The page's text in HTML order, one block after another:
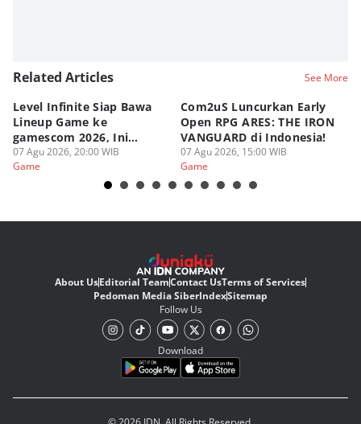
Related Articles See More
Level Infinite Siap Bawa
Lineup Game ke
gamescom 2026, Ini
Judulnya!
07 Agu 2026, 20:00 WIB
Game
Com2uS Luncurkan Early
Open RPG ARES: THE IRON
VANGUARD di Indonesia!
07 Agu 2026, 15:00 WIB
Game
About UsEditorial TeamContact UsTerms of Services
Pedoman Media SiberIndexSitemap
Follow Us
Download